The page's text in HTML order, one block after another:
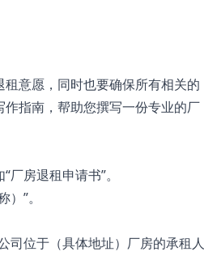
意愿，同时也要确保所有相关的
指南，帮助您撰写一份专业的厂
房退租申请书”。
”。
司位于（具体地址）厂房的承租人